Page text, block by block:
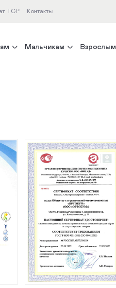
ТСР Контакты
Мальчикам Взрослым